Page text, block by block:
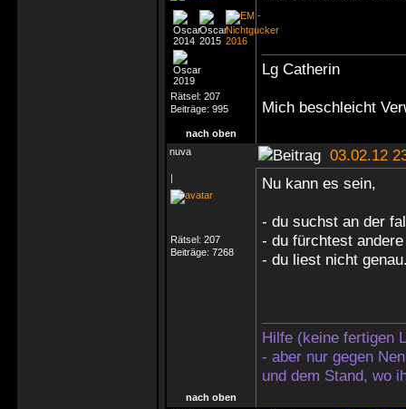
Rätsel: 207
Beiträge: 995
Lg Catherin
Mich beschleicht
nach oben
nuva
03.02.12
|
Rätsel: 207
Beiträge: 7268
Nu kann es sein,
- du suchst an der
- du fürchtest andere
- du liest nicht
Hilfe (keine fertigen
- aber nur gegen
und dem Stand, wo
nach oben